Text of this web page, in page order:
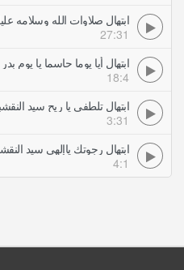
27:31
18:4
ابتهال تلطفى يا ريح سيد
3:31
ابتهال رجوتك ياإلهي سيد
4:1